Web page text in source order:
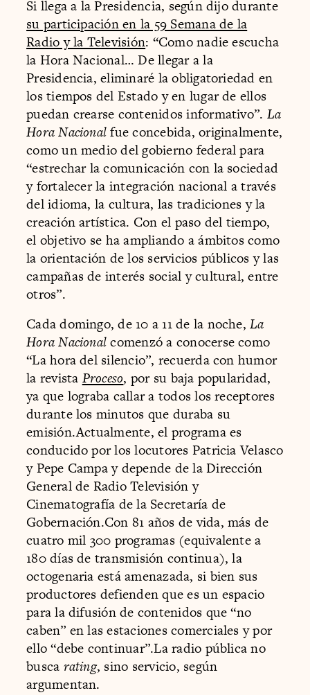
Si llega a la Presidencia, según dijo durante
su participación en la 59 Semana de la
Radio y la Televisión: “Como nadie escucha
la Hora Nacional… De llegar a la
Presidencia, eliminaré la obligatoriedad en
los tiempos del Estado y en lugar de ellos
puedan crearse contenidos informativo”. La
Hora Nacionalfue concebida, originalmente,
como un medio del gobierno federal para
“estrechar la comunicación con la sociedad
y fortalecer la integración nacional a través
del idioma, la cultura, las tradiciones y la
creación artística. Con el paso del tiempo,
el objetivo se ha ampliando a ámbitos como
la orientación de los servicios públicos y las
campañas de interés social y cultural, entre
otros”.
Cada domingo, de 10 a 11 de la noche,La
Hora Nacionalcomenzó a conocerse como
“La hora del silencio”, recuerda con humor
la revista Proceso, por su baja popularidad,
ya que lograba callar a todos los receptores
durante los minutos que duraba su
emisión.Actualmente, el programa es
conducido por los locutores Patricia Velasco
y Pepe Campa y depende de la Dirección
General de Radio Televisión y
Cinematografía de la Secretaría de
Gobernación.Con 81 años de vida, más de
cuatro mil 300 programas (equivalente a
180 días de transmisión continua), la
octogenaria está amenazada, si bien sus
productores defienden que es un espacio
para la difusión de contenidos que “no
caben” en las estaciones comerciales y por
ello “debe continuar”.La radio pública no
busca rating, sino servicio, según
argumentan.